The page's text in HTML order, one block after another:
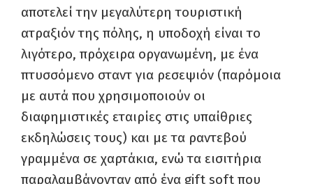
αποτελεί την μεγαλύτερη τουριστική
ατραξιόν της πόλης, η υποδοχή είναι το
λιγότερο, πρόχειρα οργανωμένη, με ένα
πτυσσόμενο σταντ για ρεσεψιόν (παρόμοια
με αυτά που χρησιμοποιούν οι
διαφημιστικές εταιρίες στις υπαίθριες
εκδηλώσεις τους) και με τα ραντεβού
γραμμένα σε χαρτάκια, ενώ τα εισιτήρια
παραλαμβάνονταν από ένα gift soft που